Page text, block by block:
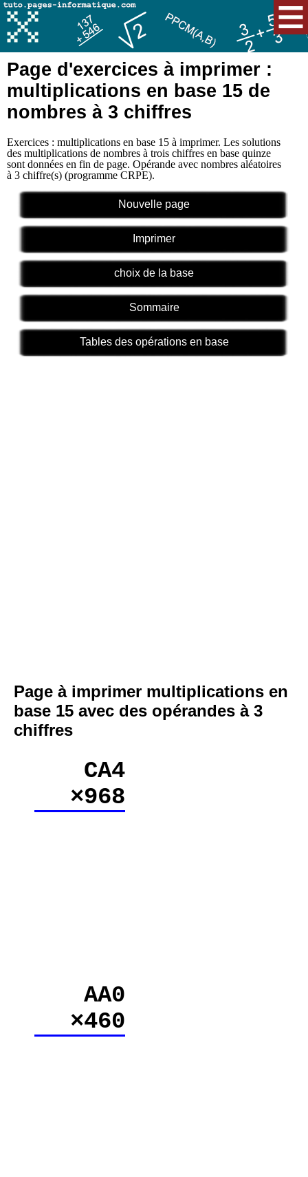
Page d'exercices à imprimer :
multiplications en base 15 de
nombres à 3 chiffres
Exercices : multiplications en base 15 à imprimer. Les solutions
des multiplications de nombres à trois chiffres en base quinze
sont données en fin de page. Opérande avec nombres aléatoires
à 3 chiffre(s) (programme CRPE).
Nouvelle page
Imprimer
choix de la base
Sommaire
Tables des opérations en base
Page à imprimer multiplications en
base 15 avec des opérandes à 3
chiffres
CA4
×968
AA0
×460